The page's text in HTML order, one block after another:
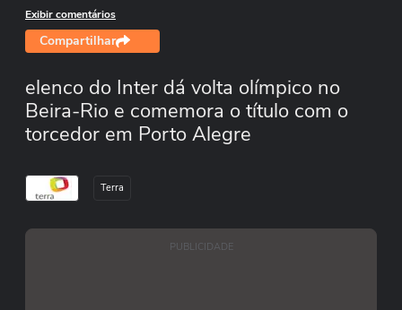
Exibir comentários
Compartilhar
elenco do Inter dá volta olímpico no
Beira-Rio e comemora o título com o
torcedor em Porto Alegre
Terra
PUBLICIDADE